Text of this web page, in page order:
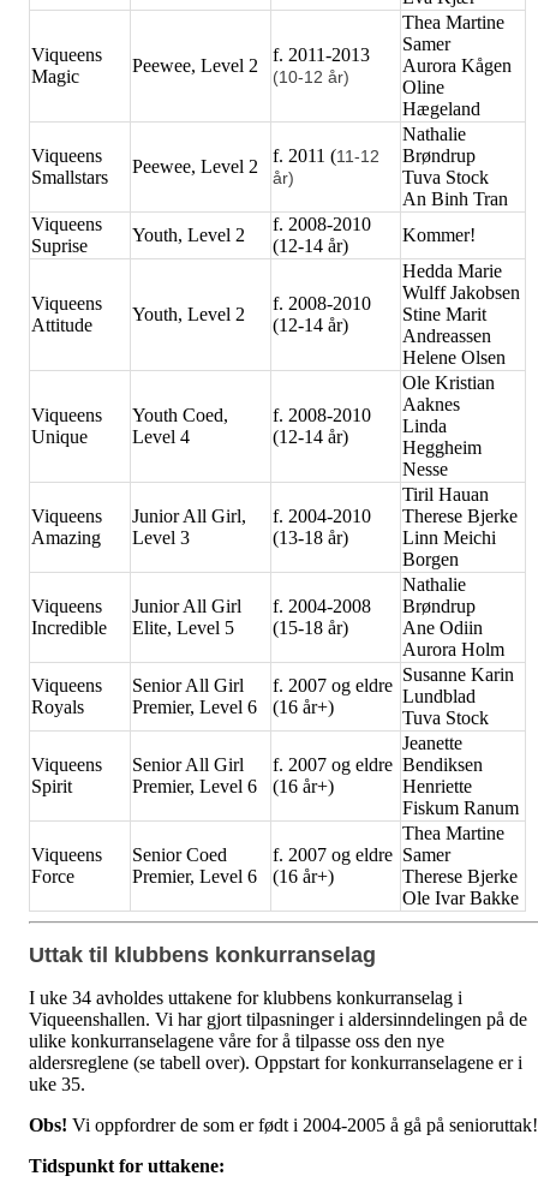
Viqueens
Magic
Peewee, Level 2
f. 2011-2013
(10-12 år)
Thea Martine
Samer
Aurora Kågen
Oline
Hægeland
Viqueens
Smallstars
Peewee, Level 2
f. 2011 (11-12
år)
Nathalie
Brøndrup
Tuva Stock
An Binh Tran
Viqueens
Suprise
Youth, Level 2
f. 2008-2010
(12-14 år)
Kommer!
Viqueens
Attitude
Youth, Level 2
f. 2008-2010
(12-14 år)
Hedda Marie
Wulff Jakobsen
Stine Marit
Andreassen
Helene Olsen
Viqueens
Unique
Youth Coed,
Level 4
f. 2008-2010
(12-14 år)
Ole Kristian
Aaknes
Linda
Heggheim
Nesse
Viqueens
Amazing
Junior All Girl,
Level 3
f. 2004-2010
(13-18 år)
Tiril Hauan
Therese Bjerke
Linn Meichi
Borgen
Viqueens
Incredible
Junior All Girl
Elite, Level 5
f. 2004-2008
(15-18 år)
Nathalie
Brøndrup
Ane Odiin
Aurora Holm
Viqueens
Royals
Senior All Girl
Premier, Level 6
f. 2007 og eldre
(16 år+)
Susanne Karin
Lundblad
Tuva Stock
Viqueens
Spirit
Senior All Girl
Premier, Level 6
f. 2007 og eldre
(16 år+)
Jeanette
Bendiksen
Henriette
Fiskum Ranum
Viqueens
Force
Senior Coed
Premier, Level 6
f. 2007 og eldre
(16 år+)
Thea Martine
Samer
Therese Bjerke
Ole Ivar Bakke
Uttak til klubbens konkurranselag
I uke 34 avholdes uttakene for klubbens konkurranselag i
Viqueenshallen. Vi har gjort tilpasninger i aldersinndelingen på de
ulike konkurranselagene våre for å tilpasse oss den nye
aldersreglene (se tabell over). Oppstart for konkurranselagene er i
uke 35.
Obs! Vi oppfordrer de som er født i 2004-2005 å gå på
Tidspunkt for uttakene: